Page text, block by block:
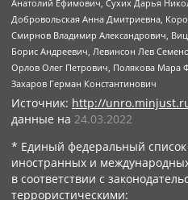
Анатолий Ефимович, Сухих Дарья
Добровольская Анна Дмитриевна,
Смирнов Владимир Александрович,
Борис Андреевич, Левинсон Лев
Орлов Олег Петрович, Полякова Мара
Захаров Герман Константинович
Источник: http://
данные на 24.03.2022
* Единый федеральный список
иностранных и
в соответствии с
террористическими: